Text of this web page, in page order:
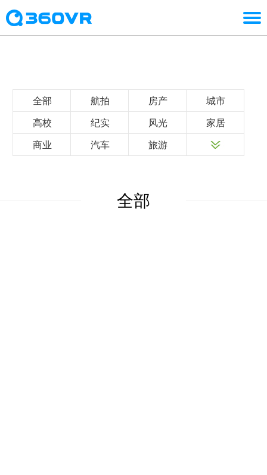
全部 航拍 房产 城市
高校 纪实 风光 家居
商业 汽车 旅游
全部